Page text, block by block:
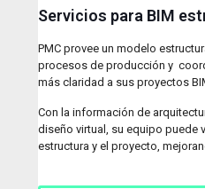
Servicios para BIM
PMC provee un modelo
procesos de producción y
más claridad a sus proyectos
Con la información de
diseño virtual, su equipo puede
estructura y el proyecto,